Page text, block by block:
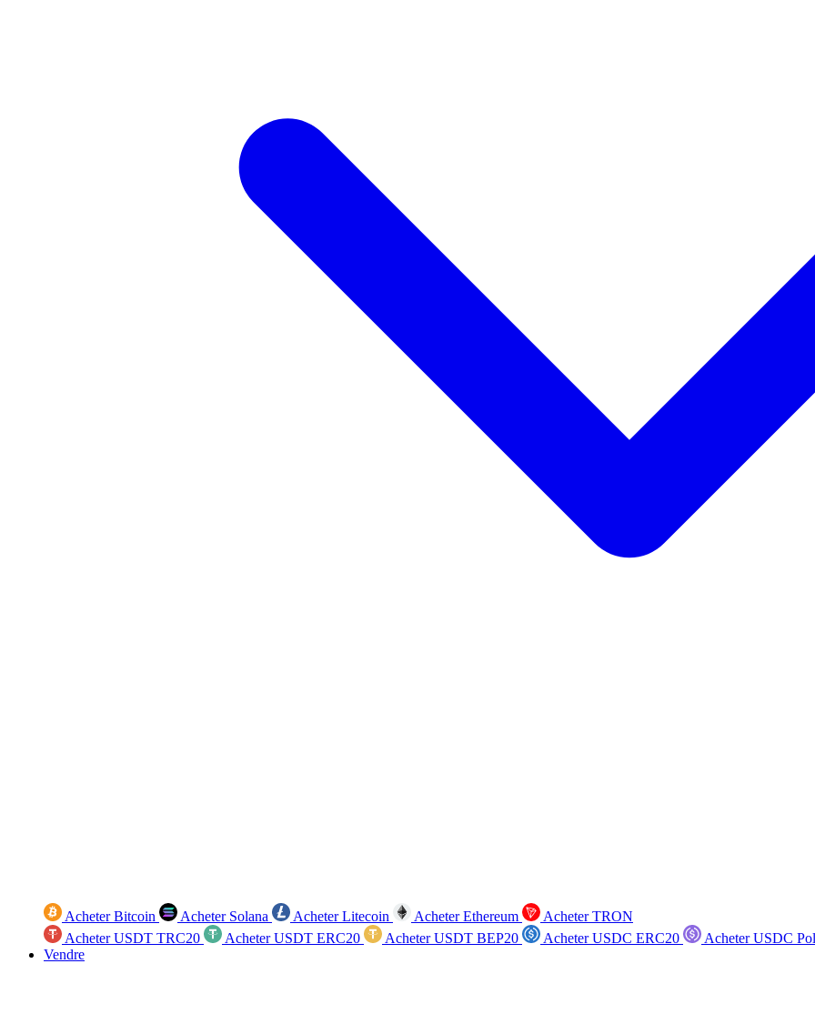
Acheter Bitcoin Acheter Solana Acheter Litecoin Acheter Ethereum
Acheter TRON
Acheter USDT TRC20
Acheter USDT ERC20 Acheter USDT BEP20 Acheter USDC ERC20
Acheter USDC
Vendre